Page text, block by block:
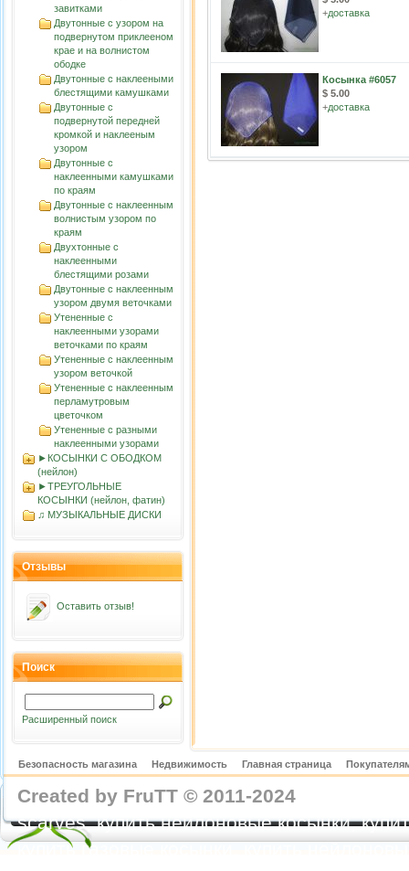
завитками
Двутонные с узором на
подвернутом приклееном
крае и на волнистом
ободке
Двутонные с наклееными
блестящими камушками
Двутонные с
подвернутой передней
кромкой и наклееным
узором
Двутонные с
наклеенными камушками
по краям
Двутонные с наклеенным
волнистым узорoм по
краям
Двухтонные с
наклеенными
блестящими розами
Двутонные с наклеенным
узором двумя веточками
Утененные с
наклеенными узорами
веточками по краям
Утененные с наклеенным
узором веточкой
Утененные с наклеенным
перламутровым
цветочком
Утененные с разными
наклеенными узорами
►КОСЫНКИ С ОБОДКОМ
(нейлон)
►ТРЕУГОЛЬНЫЕ
КОСЫНКИ (нейлон, фатин)
♫ МУЗЫКАЛЬНЫЕ ДИСКИ
Отзывы
Оставить отзыв!
Поиск
Расширенный поиск
+доставка
Косынка #6057
$ 5.00
+доставка
Безопасность магазина Недвижимость Главная страница
Created by FruTT © 2011-2024
scarves, купить нейлоновые косынки,
купить газовые косынки, купить